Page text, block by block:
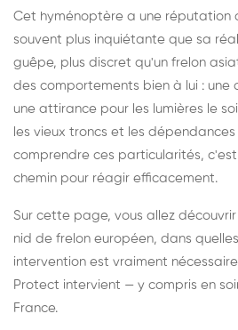
Cet hyménoptère a une réputation
souvent plus inquiétante que sa
guêpe, plus discret qu'un frelon
des comportements bien à lui : une
une attirance pour les lumières le
les vieux troncs et les dépendances
comprendre ces particularités,
chemin pour réagir efficacement.
Sur cette page, vous allez
nid de frelon européen, dans
intervention est vraiment
Protect intervient — y compris en
France.